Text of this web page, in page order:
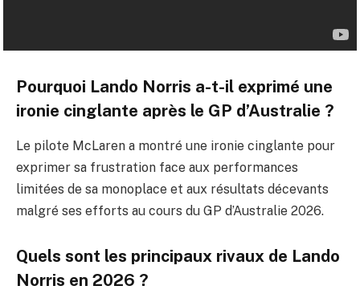
Pourquoi Lando Norris a-t-il exprimé une
ironie cinglante après le GP d’Australie ?
Le pilote McLaren a montré une ironie cinglante pour
exprimer sa frustration face aux performances
limitées de sa monoplace et aux résultats décevants
malgré ses efforts au cours du GP d’Australie 2026.
Quels sont les principaux rivaux de Lando
Norris en 2026 ?